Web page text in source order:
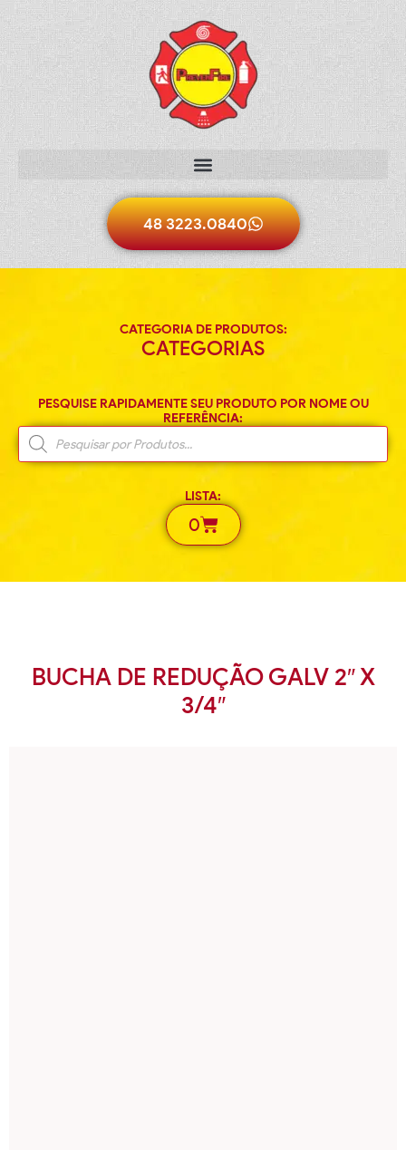
48 3223.0840
CATEGORIA DE PRODUTOS:
CATEGORIAS
PESQUISE RAPIDAMENTE SEU PRODUTO POR NOME OU
REFERÊNCIA:
LISTA:
0
BUCHA DE REDUÇÃO GALV 2″ X
3/4″